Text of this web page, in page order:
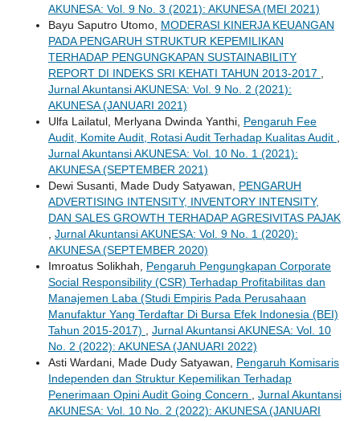
AKUNESA: Vol. 9 No. 3 (2021): AKUNESA (MEI 2021)
Bayu Saputro Utomo, MODERASI KINERJA KEUANGAN
PADA PENGARUH STRUKTUR KEPEMILIKAN
TERHADAP PENGUNGKAPAN SUSTAINABILITY
REPORT DI INDEKS SRI KEHATI TAHUN 2013-2017
Jurnal Akuntansi AKUNESA: Vol. 9 No. 2 (2021):
AKUNESA (JANUARI 2021)
Ulfa Lailatul, Merlyana Dwinda Yanthi, Pengaruh Fee
Audit, Komite Audit, Rotasi Audit Terhadap Kualitas Audit
Jurnal Akuntansi AKUNESA: Vol. 10 No. 1 (2021):
AKUNESA (SEPTEMBER 2021)
Dewi Susanti, Made Dudy Satyawan, PENGARUH
ADVERTISING INTENSITY, INVENTORY INTENSITY,
DAN SALES GROWTH TERHADAP AGRESIVITAS PAJAK
Jurnal Akuntansi AKUNESA: Vol. 9 No. 1 (2020):
AKUNESA (SEPTEMBER 2020)
Imroatus Solikhah, Pengaruh Pengungkapan Corporate
Social Responsibility (CSR) Terhadap Profitabilitas dan
Manajemen Laba (Studi Empiris Pada Perusahaan
Manufaktur Yang Terdaftar Di Bursa Efek Indonesia (BEI)
Tahun 2015-2017)
Jurnal Akuntansi AKUNESA: Vol. 10
No. 2 (2022): AKUNESA (JANUARI 2022)
Asti Wardani, Made Dudy Satyawan, Pengaruh Komisaris
Independen dan Struktur Kepemilikan Terhadap
Penerimaan Opini Audit Going Concern
Jurnal Akuntansi
AKUNESA: Vol. 10 No. 2 (2022): AKUNESA (JANUARI